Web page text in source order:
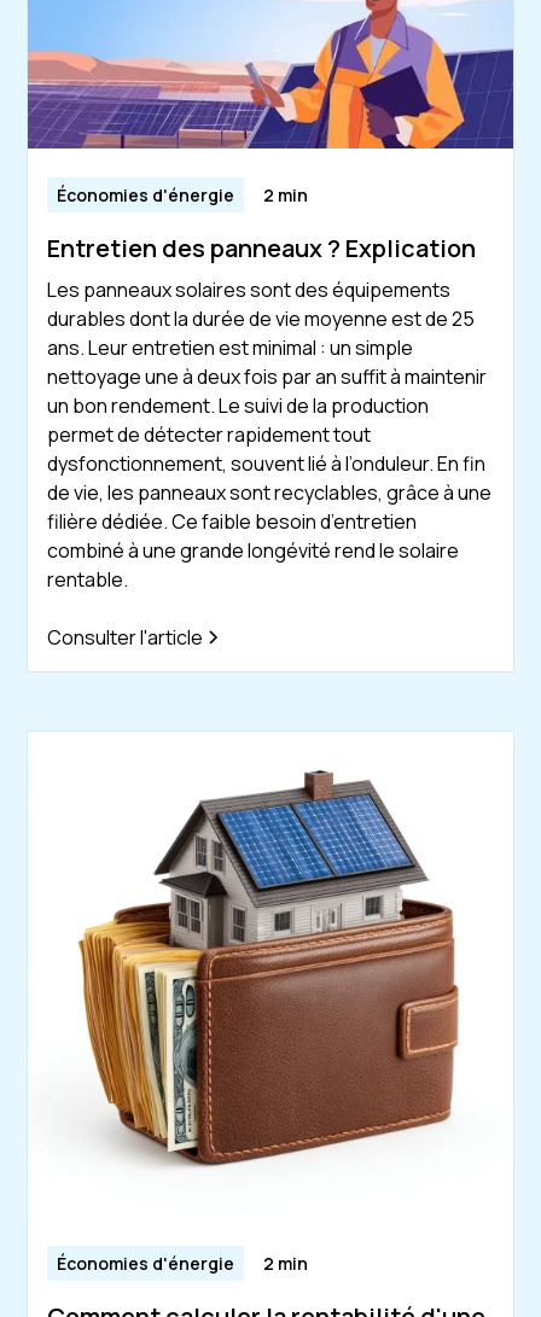
Économies d'énergie 2 min
Entretien des panneaux ? Explication
Les panneaux solaires sont des équipements
durables dont la durée de vie moyenne est de 25
ans. Leur entretien est minimal : un simple
nettoyage une à deux fois par an suffit à maintenir
un bon rendement. Le suivi de la production
permet de détecter rapidement tout
dysfonctionnement, souvent lié à l’onduleur. En fin
de vie, les panneaux sont recyclables, grâce à une
filière dédiée. Ce faible besoin d’entretien
combiné à une grande longévité rend le solaire
rentable.
Consulter l'article
Économies d'énergie 2 min